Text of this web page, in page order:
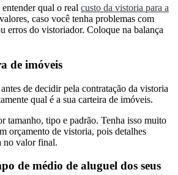
qual o real custo da vistoria para a
caso você tenha problemas com
erros do vistoriador. Coloque na balança
de imóveis
de decidir pela contratação da vistoria
qual é a sua carteira de imóveis.
tamanho, tipo e padrão. Tenha isso muito
orçamento de vistoria, pois detalhes
no valor final.
de médio de aluguel dos seus